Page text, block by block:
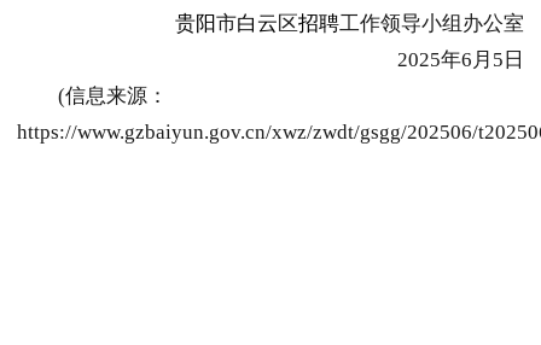
贵阳市白云区招聘工作领导小组办公室
2025年6月5日
(信息来源：
https://www.gzbaiyun.gov.cn/xwz/zwdt/gsgg/202506/